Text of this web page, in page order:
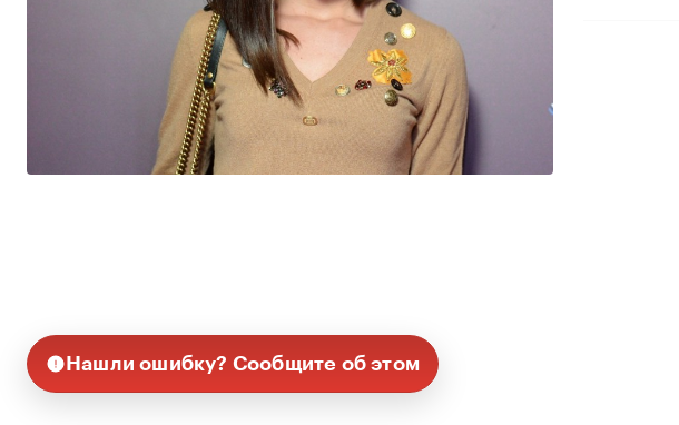
Нашли ошибку? Сообщите об этом